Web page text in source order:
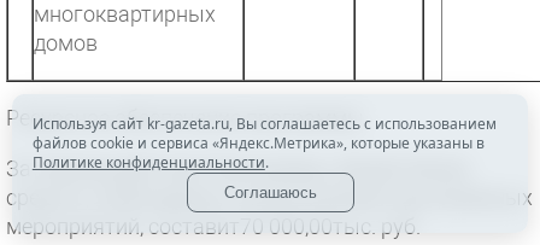
многоквартирных
домов
Ресурсное обеспечение программы
За период действия Программы общий объем
средств, необходимых на выполнение программных
мероприятий, составит70 000,00тыс. руб.
Используя сайт kr-gazeta.ru, Вы соглашаетесь с использованием
файлов cookie и сервиса «Яндекс.Метрика», которые указаны в
Политике конфиденциальности.
Соглашаюсь